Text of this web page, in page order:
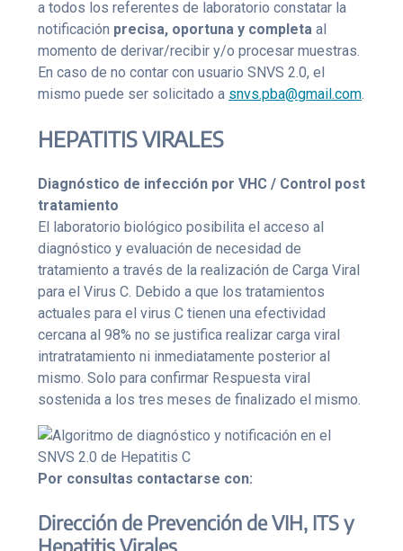
a todos los referentes de laboratorio constatar la
notificación precisa, oportuna y completa al
momento de derivar/recibir y/o procesar muestras.
En caso de no contar con usuario SNVS 2.0, el
mismo puede ser solicitado a snvs.pba@gmail.com.
HEPATITIS VIRALES
Diagnóstico de infección por VHC / Control post
tratamiento
El laboratorio biológico posibilita el acceso al
diagnóstico y evaluación de necesidad de
tratamiento a través de la realización de Carga Viral
para el Virus C. Debido a que los tratamientos
actuales para el virus C tienen una efectividad
cercana al 98% no se justifica realizar carga viral
intratratamiento ni inmediatamente posterior al
mismo. Solo para confirmar Respuesta viral
sostenida a los tres meses de finalizado el mismo.
Por consultas contactarse con:
Dirección de Prevención de VIH, ITS y